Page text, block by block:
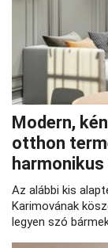
Modern,
otthon
Az alábbi kis
Karimovának
legyen szó